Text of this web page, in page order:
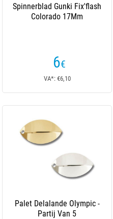
Spinnerblad Gunki Fix'flash
Colorado 17Mm
6€
VA*: €6,10
Palet Delalande Olympic -
Partij Van 5